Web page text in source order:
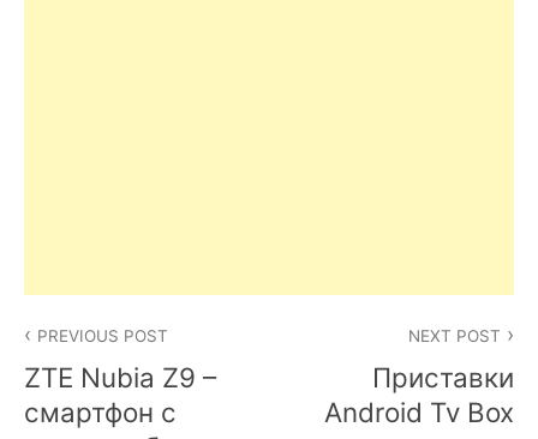
navigation
PREVIOUS POST
ZTE Nubia Z9 –
смартфон с
NEXT POST
Приставки
Android Tv Box